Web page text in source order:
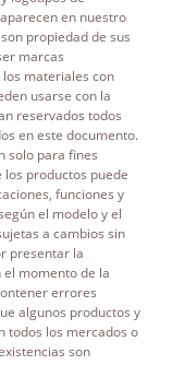
en nuestro
propiedad de sus
marcas
materiales con
usarse con la
reservados todos
en este documento.
solo para fines
productos puede
funciones y
el modelo y el
a cambios sin
presentar la
momento de la
errores
algunos productos y
todos los mercados o
son